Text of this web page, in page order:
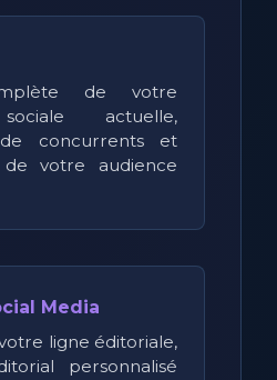
de votre
actuelle,
concurrents et
de votre audience
Media
ligne éditoriale,
personnalisé